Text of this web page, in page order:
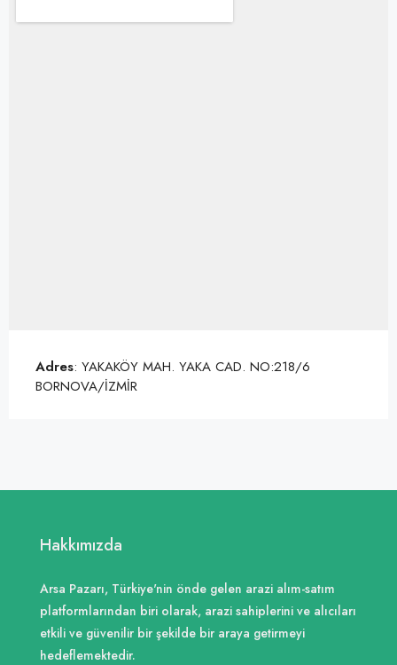
Adres: YAKAKÖY MAH. YAKA CAD. NO:218/6
BORNOVA/İZMİR
Hakkımızda
Arsa Pazarı, Türkiye'nin önde gelen arazi alım-satım
platformlarından biri olarak, arazi sahiplerini ve alıcıları
etkili ve güvenilir bir şekilde bir araya getirmeyi
hedeflemektedir.